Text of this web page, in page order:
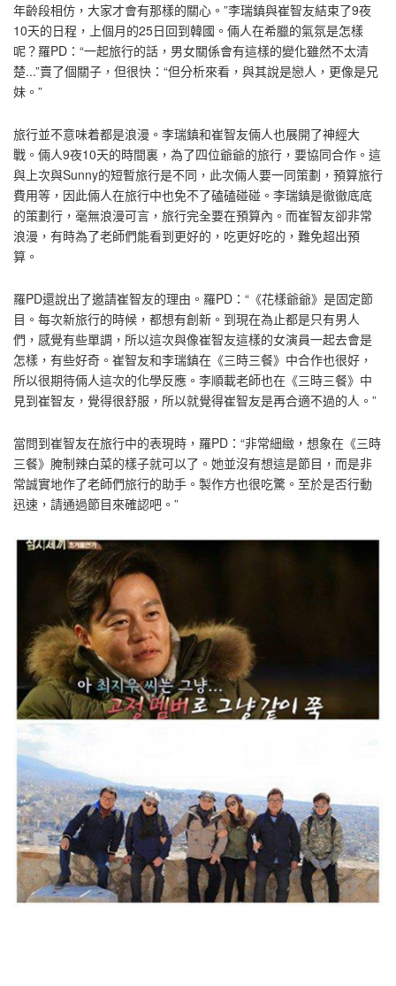
年齡段相仿，大家才會有那樣的關心。”李瑞鎮與崔智友結束了9夜
10天的日程，上個月的25日回到韓國。倆人在希臘的氣氛是怎樣
呢？羅PD：“一起旅行的話，男女關係會有這樣的變化雖然不太清
楚...”賣了個關子，但很快：“但分析來看，與其說是戀人，更像是兄
妹。”
旅行並不意味着都是浪漫。李瑞鎮和崔智友倆人也展開了神經大
戰。倆人9夜10天的時間裏，為了四位爺爺的旅行，要協同合作。這
與上次與Sunny的短暫旅行是不同，此次倆人要一同策劃，預算旅行
費用等，因此倆人在旅行中也免不了磕磕碰碰。李瑞鎮是徹徹底底
的策劃行，毫無浪漫可言，旅行完全要在預算內。而崔智友卻非常
浪漫，有時為了老師們能看到更好的，吃更好吃的，難免超出預
算。
羅PD還說出了邀請崔智友的理由。羅PD：“《花樣爺爺》是固定節
目。每次新旅行的時候，都想有創新。到現在為止都是只有男人
們，感覺有些單調，所以這次與像崔智友這樣的女演員一起去會是
怎樣，有些好奇。崔智友和李瑞鎮在《三時三餐》中合作也很好，
所以很期待倆人這次的化學反應。李順載老師也在《三時三餐》中
見到崔智友，覺得很舒服，所以就覺得崔智友是再合適不過的人。”
當問到崔智友在旅行中的表現時，羅PD：“非常細緻，想象在《三時
三餐》腌制辣白菜的樣子就可以了。她並沒有想這是節目，而是非
常誠實地作了老師們旅行的助手。製作方也很吃驚。至於是否行動
迅速，請通過節目來確認吧。”